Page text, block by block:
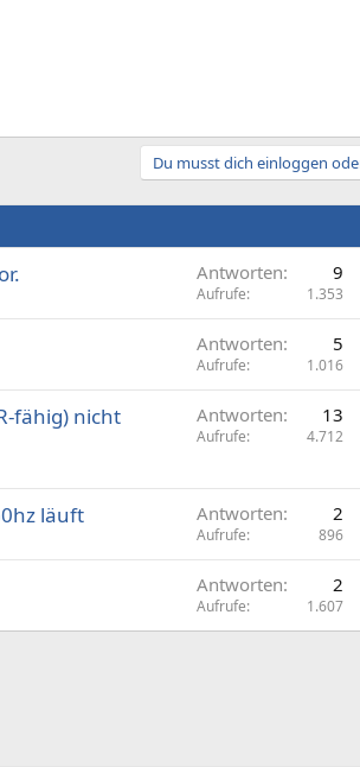
Du musst dich einloggen
Antworten 9
Aufrufe 1.353
Antworten 5
Aufrufe 1.016
fähig) nicht
Antworten 13
Aufrufe 4.712
läuft Antworten 2
Aufrufe 896
Antworten 2
Aufrufe 1.607